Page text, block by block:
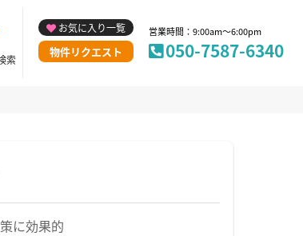
索
お気に入り一覧
物件リクエスト
営業時間：9:00am～6:00pm
050-7587-6340
に効果的